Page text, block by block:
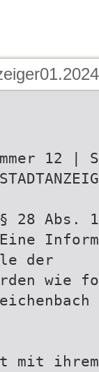
12 |
28 Abs. 1
der
wie
mit ihrem